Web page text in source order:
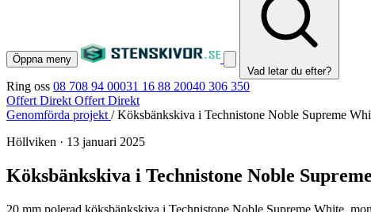
Öppna meny
Vad letar du efter?
Ring oss 08 708 94 00031 16 88 20040 306 350
Offert Direkt Offert Direkt
Genomförda projekt / Köksbänkskiva i Technistone Noble Supreme
Höllviken · 13 januari 2025
Köksbänkskiva i Technistone Noble
20 mm polerad köksbänkskiva i Technistone Noble Supreme White,